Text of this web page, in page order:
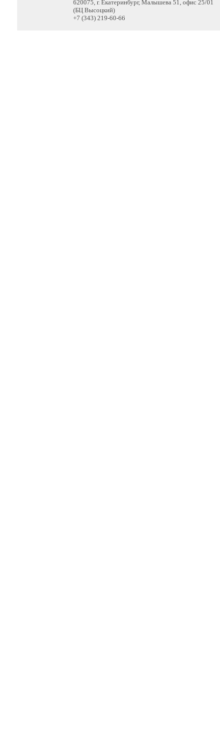
620075, г. Екатеринбург, Малышева 51, офис 25/01
(БЦ Высоцкий)
+7 (343) 219-60-66